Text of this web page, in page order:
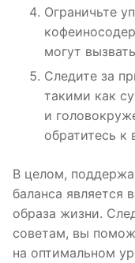
Ограничьте
могут
Следите за
такими как
и
обратитесь к
В целом,
баланса является
образа жизни.
советам, вы
на оптимальном